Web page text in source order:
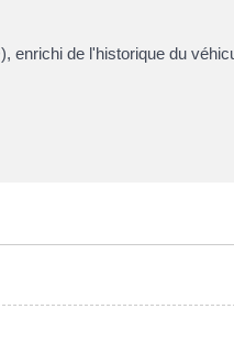
enrichi de l'historique du